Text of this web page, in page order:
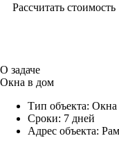
Рассчитать стоимость
О задаче
Окна в дом
Тип объекта: Окна
Сроки: 7 дней
Адрес объекта: